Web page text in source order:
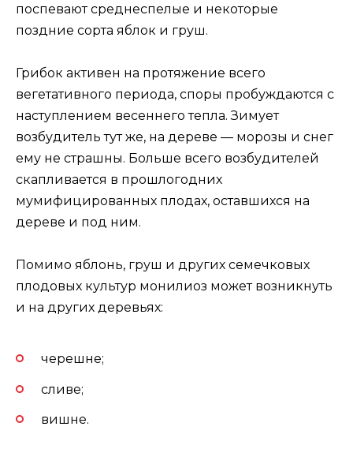
поспевают среднеспелые и некоторые
поздние сорта яблок и груш.
Грибок активен на протяжение всего
вегетативного периода, споры пробуждаются с
наступлением весеннего тепла. Зимует
возбудитель тут же, на дереве — морозы и снег
ему не страшны. Больше всего возбудителей
скапливается в прошлогодних
мумифицированных плодах, оставшихся на
дереве и под ним.
Помимо яблонь, груш и других семечковых
плодовых культур монилиоз может возникнуть
и на других деревьях:
черешне;
сливе;
вишне.